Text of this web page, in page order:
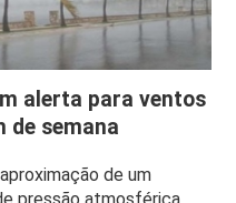
alerta para ventos
de semana
de um